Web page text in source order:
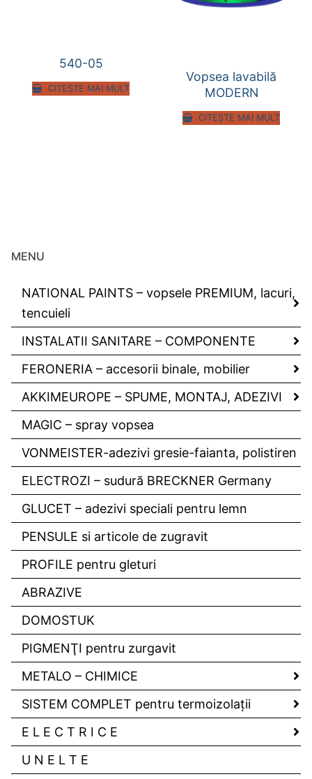
540-05
CITEȘTE MAI MULT
Vopsea lavabilă
MODERN
CITEȘTE MAI MULT
MENU
NATIONAL PAINTS – vopsele PREMIUM, lacuri,
tencuieli
INSTALATII SANITARE – COMPONENTE
FERONERIA – accesorii binale, mobilier
AKKIMEUROPE – SPUME, MONTAJ, ADEZIVI
MAGIC – spray vopsea
VONMEISTER-adezivi gresie-faianta, polistiren
ELECTROZI – sudură BRECKNER Germany
GLUCET – adezivi speciali pentru lemn
PENSULE si articole de zugravit
PROFILE pentru gleturi
ABRAZIVE
DOMOSTUK
PIGMENŢI pentru zurgavit
METALO – CHIMICE
SISTEM COMPLET pentru termoizolaţii
E L E C T R I C E
U N E L T E